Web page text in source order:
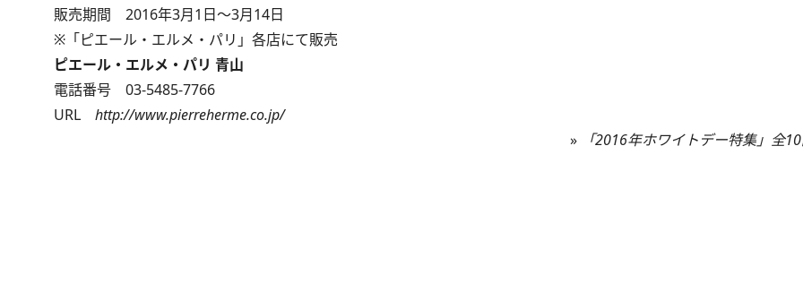
販売期間 2016年3月1日～3月14日
※「ピエール・エルメ・パリ」各店にて販売
ピエール・エルメ・パリ 青山
電話番号 03-5485-7766
URL http://www.pierreherme.co.jp/
»
「2016年ホワイトデー特集」全